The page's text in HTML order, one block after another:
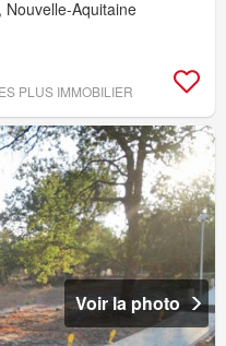
Aquitaine
PLUS IMMOBILIER
Voir la photo